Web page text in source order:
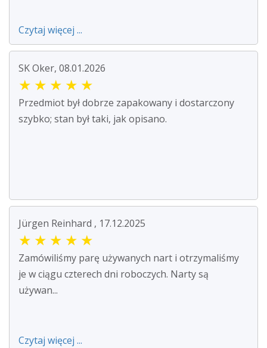
Czytaj więcej ...
SK Oker, 08.01.2026
★ ★ ★ ★ ★
Przedmiot był dobrze zapakowany i dostarczony
szybko; stan był taki, jak opisano.
Jürgen Reinhard , 17.12.2025
★ ★ ★ ★ ★
Zamówiliśmy parę używanych nart i otrzymaliśmy
je w ciągu czterech dni roboczych. Narty są
używan...
Czytaj więcej ...